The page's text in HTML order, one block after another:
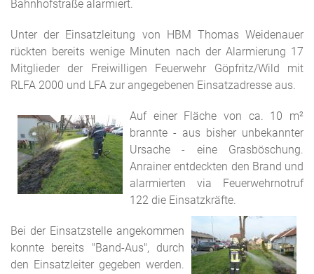
Bahnhofstraße alarmiert.
Unter der Einsatzleitung von HBM Thomas Weidenauer
rückten bereits wenige Minuten nach der Alarmierung 17
Mitglieder der Freiwilligen Feuerwehr Göpfritz/Wild mit
RLFA 2000 und LFA zur angegebenen Einsatzadresse aus.
Auf einer Fläche von ca. 10 m²
brannte - aus bisher unbekannter
Ursache - eine Grasböschung.
Anrainer entdeckten den Brand und
alarmierten via Feuerwehrnotruf
122 die Einsatzkräfte.
Bei der Einsatzstelle angekommen
konnte bereits "Band-Aus", durch
den Einsatzleiter gegeben werden.